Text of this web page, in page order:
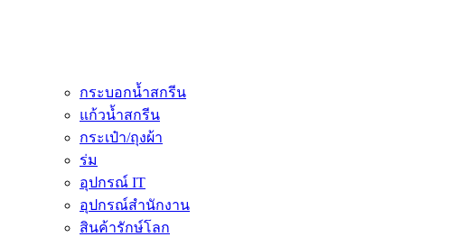
กระบอกน้ำสกรีน
แก้วน้ำสกรีน
กระเป๋า/ถุงผ้า
ร่ม
อุปกรณ์ IT
อุปกรณ์สำนักงาน
สินค้ารักษ์โลก